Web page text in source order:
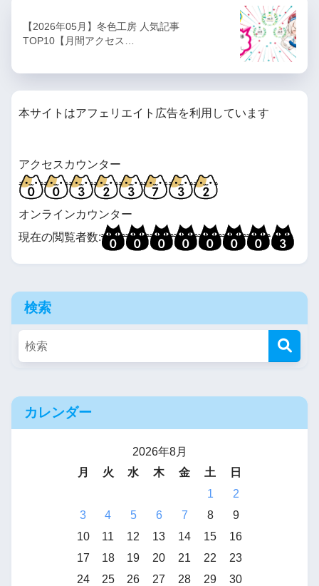
【2026年05月】冬色工房 人気記事
TOP10【月間アクセス…
本サイトはアフェリエイト広告を利用しています
アクセスカウンター
オンラインカウンター
現在の閲覧者数:
検索
カレンダー
2026年8月
月
火 水 木 金 土
日
1
2
3
4 5 6 7 8
9
10
11 12 13 14 15
16
17
18 19 20 21 22
23
24
25 26 27 28 29
30